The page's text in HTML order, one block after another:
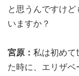
と思うんですけ
いますか？
宮原： 私は初めて
た時に、エリザ